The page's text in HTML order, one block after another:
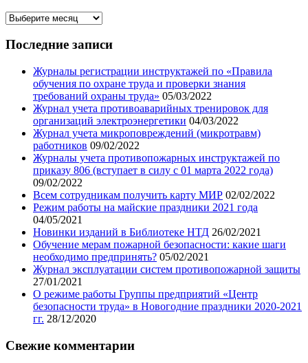
Архив
нашего
Последние записи
Журналы регистрации инструктажей по «Правила
обучения по охране труда и проверки знания
требований охраны труда» 05/03/2022
Журнал учета противоаварийных тренировок для
организаций электроэнергетики 04/03/2022
Журнал учета микроповреждений (микротравм)
работников 09/02/2022
Журналы учета противопожарных инструктажей по
приказу 806 (вступает в силу с 01 марта 2022 года)
09/02/2022
Всем сотрудникам получить карту МИР 02/02/2022
Режим работы на майские праздники 2021 года
04/05/2021
Новинки изданий в Библиотеке НТД 26/02/2021
Обучение мерам пожарной безопасности: какие шаги
необходимо предпринять? 05/02/2021
Журнал эксплуатации систем противопожарной защиты
27/01/2021
О режиме работы Группы предприятий «Центр
безопасности труда» в Новогодние праздники 2020-2021
гг. 28/12/2020
Свежие комментарии